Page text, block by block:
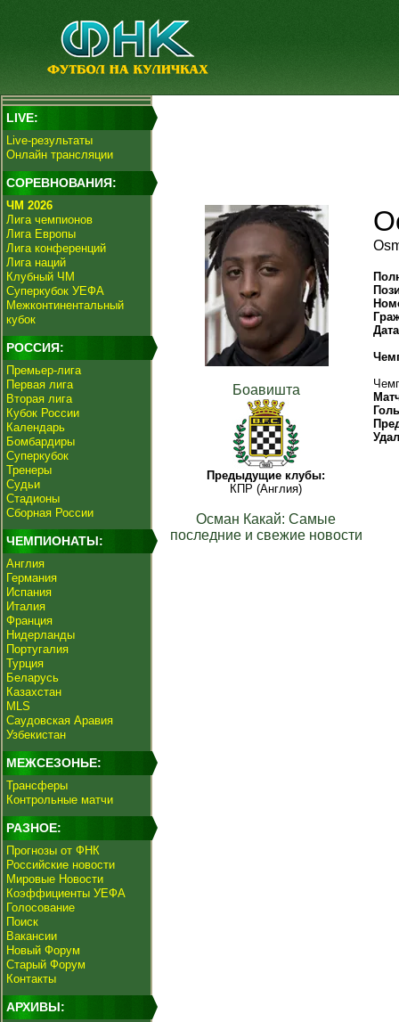
LIVE:
Live-результаты
Онлайн трансляции
СОРЕВНОВАНИЯ:
ЧМ 2026
Лига чемпионов
Лига Европы
Лига конференций
Лига наций
Клубный ЧМ
Суперкубок УЕФА
Межконтинентальный
кубок
РОССИЯ:
Премьер-лига
Первая лига
Вторая лига
Кубок России
Календарь
Бомбардиры
Суперкубок
Тренеры
Судьи
Стадионы
Сборная России
ЧЕМПИОНАТЫ:
Англия
Германия
Испания
Италия
Франция
Нидерланды
Португалия
Турция
Беларусь
Казахстан
MLS
Саудовская Аравия
Узбекистан
МЕЖСЕЗОНЬЕ:
Трансферы
Контрольные матчи
РАЗНОЕ:
Прогнозы от ФНК
Российские новости
Мировые Новости
Коэффициенты УЕФА
Голосование
Поиск
Вакансии
Новый Форум
Старый Форум
Контакты
АРХИВЫ:
Боавишта
Предыдущие клубы:
КПР (Англия)
Осман Какай: Самые
последние и свежие новости